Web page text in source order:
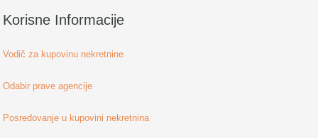
Korisne Informacije
Vodič za kupovinu nekretnine
Odabir prave agencije
Posredovanje u kupovini nekretnina